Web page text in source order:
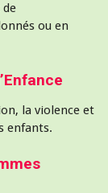
de
ou en
la violence et
enfants.